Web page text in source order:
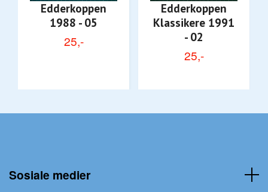
Edderkoppen
1988 - 05
25,-
Edderkoppen
Klassikere 1991
- 02
25,-
Sosiale medier